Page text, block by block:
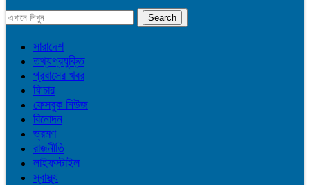
সারাদেশ
তথ্যপ্রযুক্তি
প্রবাসের খবর
ফিচার
ফেসবুক নিউজ
বিনোদন
ভ্রমণ
রাজনীতি
লাইফস্টাইল
স্বাস্থ্য